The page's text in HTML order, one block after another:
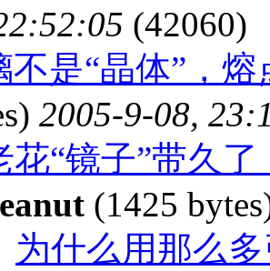
(42060)
不是“晶体”，
2005-9-08,
花“镜子”带久
(1425
为什么用那么